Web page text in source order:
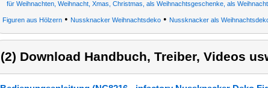
für Weihnachten, Weihnacht, Xmas, Christmas, als Weihnachtsgeschenke, als
Figuren aus Hölzern • Nussknacker Weihnachtsdeko • Nussknacker als
(2) Download Handbuch, Treiber, Videos